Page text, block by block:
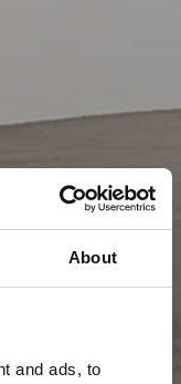
About
and ads, to